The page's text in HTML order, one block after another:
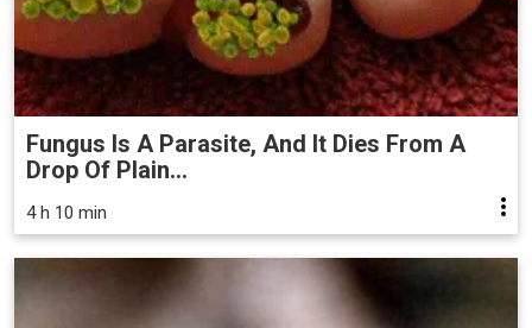
Fungus Is A Parasite, And It Dies From A
Drop Of Plain...
4 h 10 min